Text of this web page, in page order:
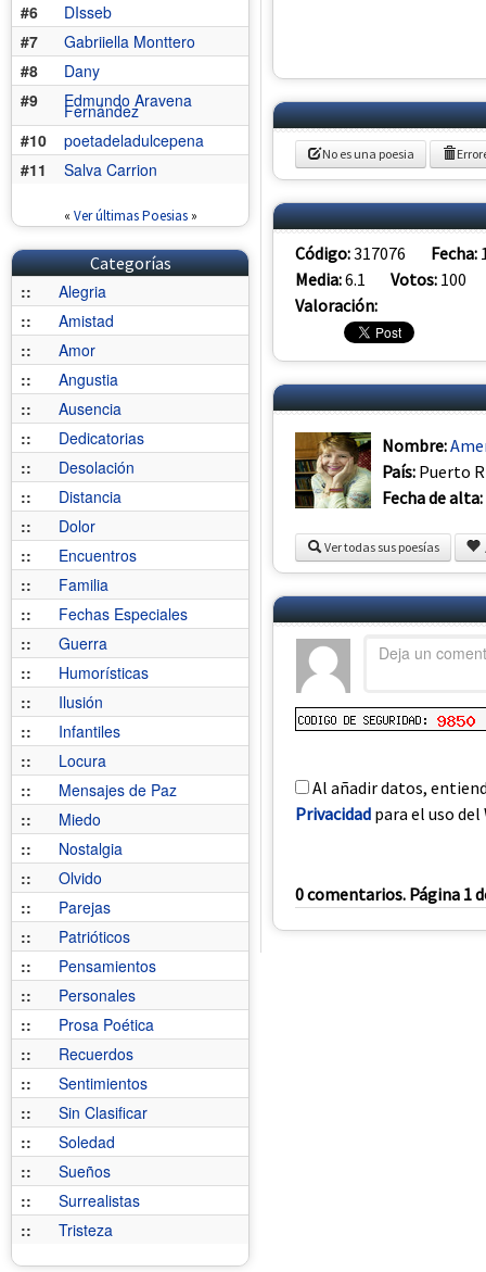
#6
DIsseb
#7
Gabriiella Monttero
#8
Dany
#9
Edmundo Aravena
Fernández
#10
poetadeladulcepena
#11
Salva Carrion
« Ver últimas Poesias»
Categorías
::
Alegria
::
Amistad
::
Amor
::
Angustia
::
Ausencia
::
Dedicatorias
::
Desolación
::
Distancia
::
Dolor
::
Encuentros
::
Familia
::
Fechas Especiales
::
Guerra
::
Humorísticas
::
Ilusión
::
Infantiles
::
Locura
::
Mensajes de Paz
::
Miedo
::
Nostalgia
::
Olvido
::
Parejas
::
Patrióticos
::
Pensamientos
::
Personales
::
Prosa Poética
::
Recuerdos
::
Sentimientos
::
Sin Clasificar
::
Soledad
::
Sueños
::
Surrealistas
::
Tristeza
No es una poesia
Código:317076 Fecha:
Media:6.1 Votos: 100
Valoración:
Nombre:
País: Puerto
Fecha de alta:
Ver todas sus poesías
Al añadir datos,
Privacidad para el uso del
0 comentarios. Página 1